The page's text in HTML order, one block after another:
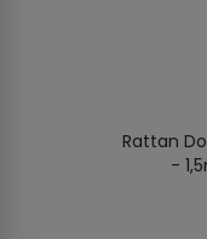
Rattan
-